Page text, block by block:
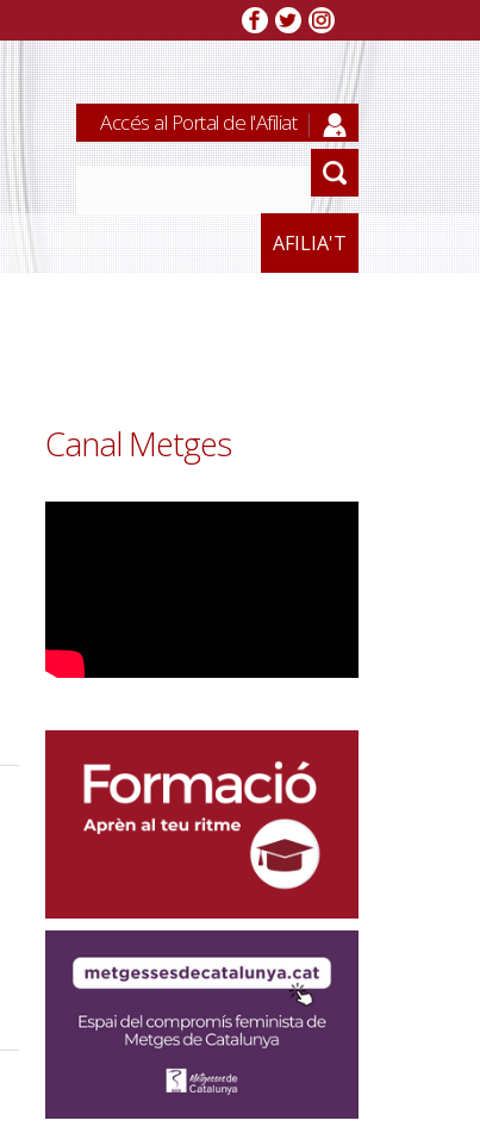
AFILIA'T
Accés al Portal de l'Afiliat
Canal Metges